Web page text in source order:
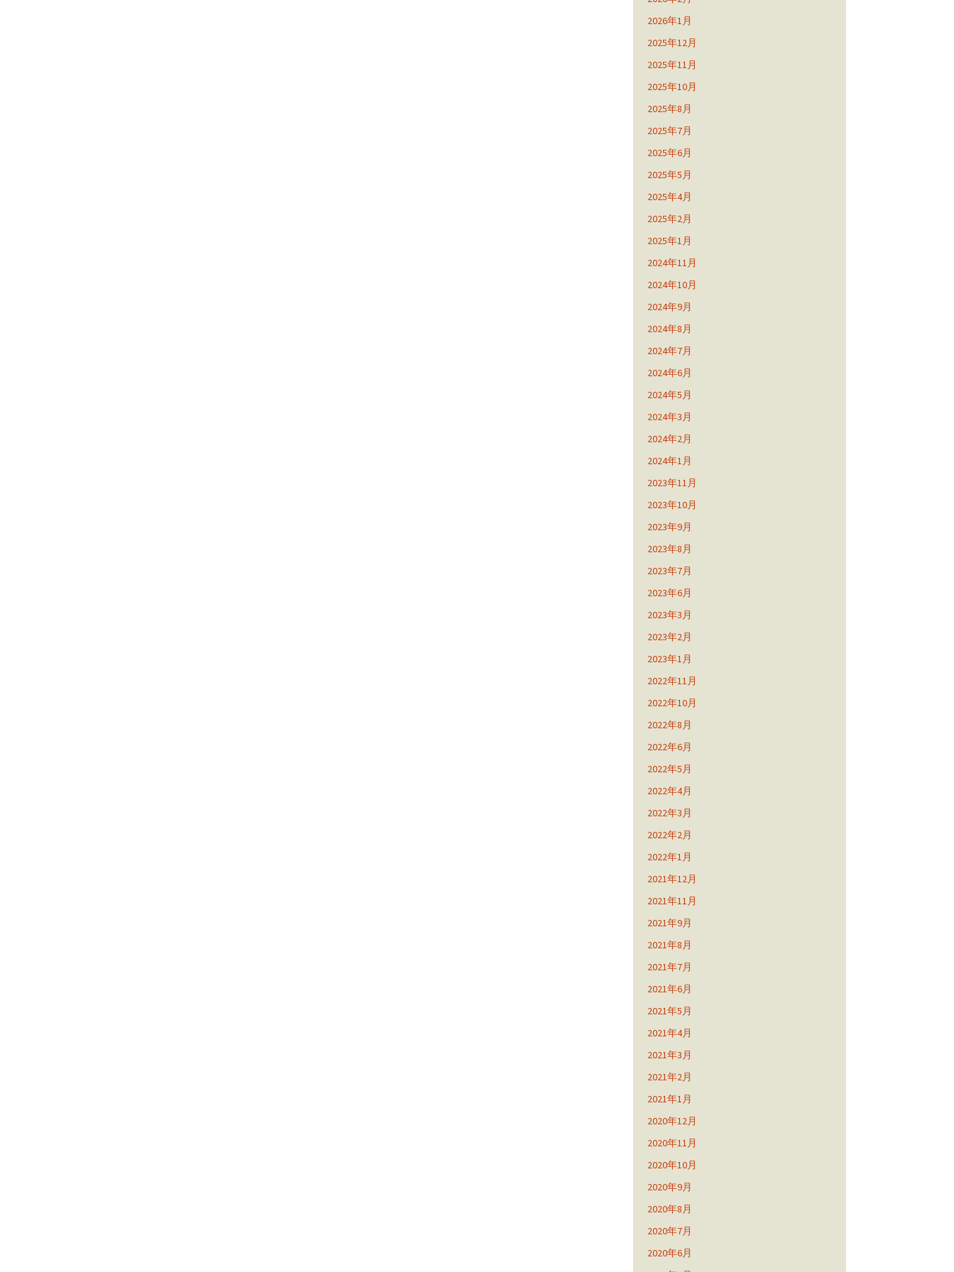
2026年1月
2025年12月
2025年11月
2025年10月
2025年8月
2025年7月
2025年6月
2025年5月
2025年4月
2025年2月
2025年1月
2024年11月
2024年10月
2024年9月
2024年8月
2024年7月
2024年6月
2024年5月
2024年3月
2024年2月
2024年1月
2023年11月
2023年10月
2023年9月
2023年8月
2023年7月
2023年6月
2023年3月
2023年2月
2023年1月
2022年11月
2022年10月
2022年8月
2022年6月
2022年5月
2022年4月
2022年3月
2022年2月
2022年1月
2021年12月
2021年11月
2021年9月
2021年8月
2021年7月
2021年6月
2021年5月
2021年4月
2021年3月
2021年2月
2021年1月
2020年12月
2020年11月
2020年10月
2020年9月
2020年8月
2020年7月
2020年6月